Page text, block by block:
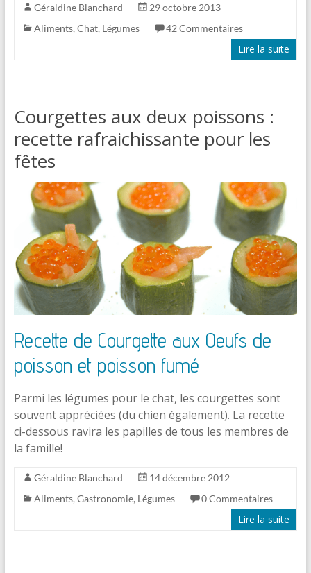
Géraldine Blanchard
29 octobre 2013
Aliments, Chat, Légumes 42 Commentaires
Lire la suite
Courgettes aux deux poissons :
recette rafraichissante pour les
fêtes
Recette de Courgette aux Oeufs de
poisson et poisson fumé
Parmi les légumes pour le chat, les courgettes sont
souvent appréciées (du chien également). La recette
ci-dessous ravira les papilles de tous les membres de
la famille!
Géraldine Blanchard
14 décembre 2012
Aliments, Gastronomie, Légumes 0 Commentaires
Lire la suite